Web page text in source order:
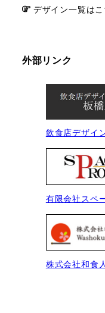
デザイン一覧はこ
外部リンク
飲食店デザイ
有限会社スペ
株式会社和食